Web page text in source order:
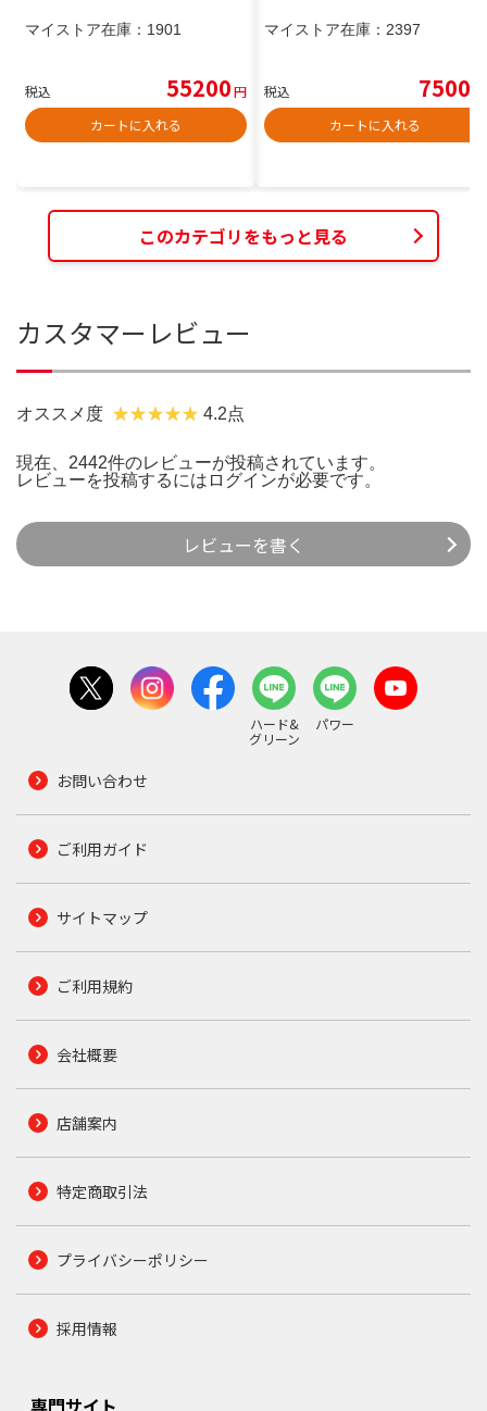
マイストア在庫： 1901
税込 55200円
カートに入れる
マイストア在庫： 2397
税込 7500
カートに入れる
このカテゴリをもっと見る
カスタマーレビュー
オススメ度 4.2点
現在、2442件のレビューが投稿されています。
レビューを投稿するには ログインが必要です。
レビューを書く
ハード&
グリーン
パワー
お問い合わせ
ご利用ガイド
サイトマップ
ご利用規約
会社概要
店舗案内
特定商取引法
プライバシーポリシー
採用情報